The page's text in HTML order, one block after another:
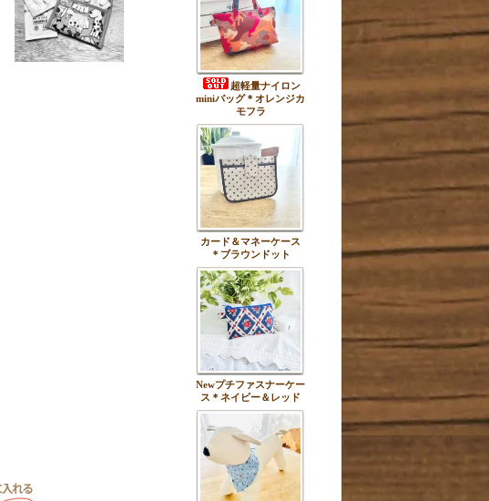
超軽量ナイロン
miniバッグ＊オレンジカ
モフラ
カード＆マネーケース
＊ブラウンドット
Newプチファスナーケー
ス＊ネイビー＆レッド